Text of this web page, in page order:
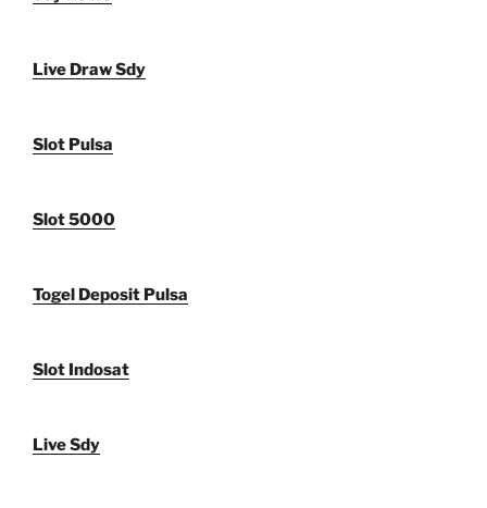
Live Draw Sdy
Slot Pulsa
Slot 5000
Togel Deposit Pulsa
Slot Indosat
Live Sdy